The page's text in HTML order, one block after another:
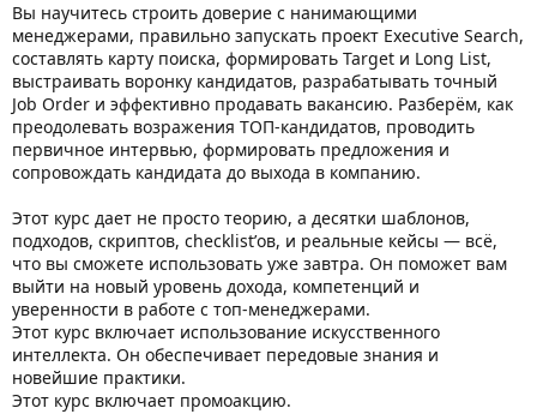
Вы научитесь строить доверие с нанимающими
менеджерами, правильно запускать проект Executive Search,
составлять карту поиска, формировать Target и Long List,
выстраивать воронку кандидатов, разрабатывать точный
Job Order и эффективно продавать вакансию. Разберём, как
преодолевать возражения ТОП-кандидатов, проводить
первичное интервью, формировать предложения и
сопровождать кандидата до выхода в компанию.
Этот курс дает не просто теорию, а десятки шаблонов,
подходов, скриптов, checklist’ов, и реальные кейсы — всё,
что вы сможете использовать уже завтра. Он поможет вам
выйти на новый уровень дохода, компетенций и
уверенности в работе с топ-менеджерами.
Этот курс включает использование искусственного
интеллекта. Он обеспечивает передовые знания и
новейшие практики.
Этот курс включает промоакцию.